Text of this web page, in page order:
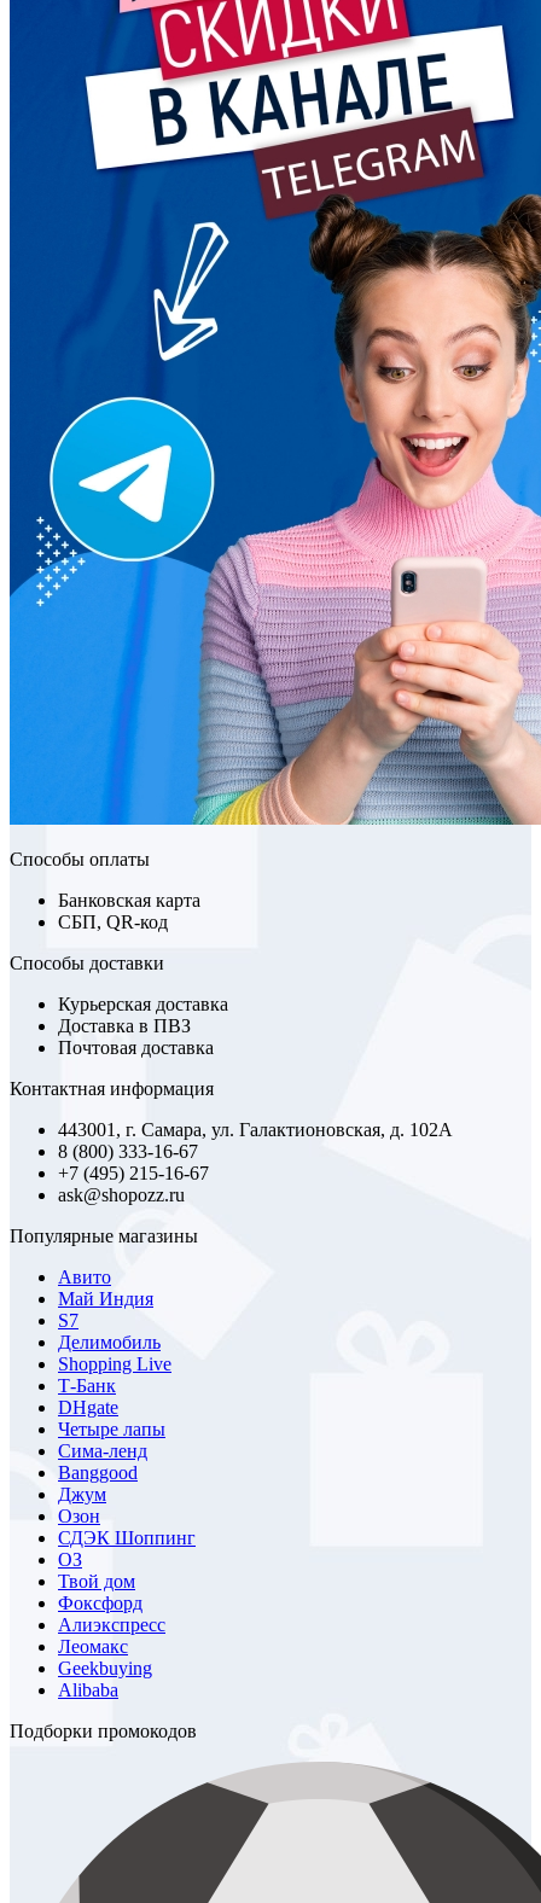
Способы оплаты
Банковская карта
СБП, QR-код
Способы доставки
Курьерская доставка
Доставка в ПВЗ
Почтовая доставка
Контактная информация
443001, г. Самара, ул. Галактионовская, д. 102А
8 (800) 333-16-67
+7 (495) 215-16-67
ask@shopozz.ru
Популярные магазины
Авито
Май Индия
S7
Делимобиль
Shopping Live
Т-Банк
DHgate
Четыре лапы
Сима-ленд
Banggood
Джум
Озон
СДЭК Шоппинг
ОЗ
Твой дом
Фоксфорд
Алиэкспресс
Леомакс
Geekbuying
Alibaba
Подборки промокодов